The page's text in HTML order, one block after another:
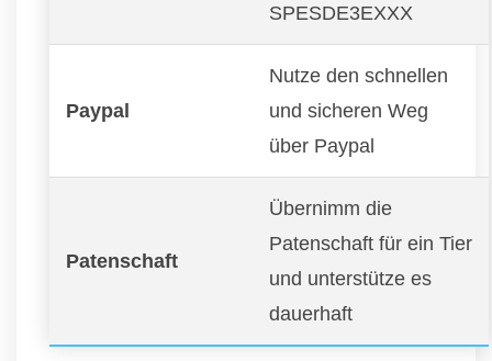
SPESDE3EXXX
Paypal
Nutze den schnellen
und sicheren Weg
über Paypal
Patenschaft
Übernimm die
Patenschaft für ein Tier
und unterstütze es
dauerhaft